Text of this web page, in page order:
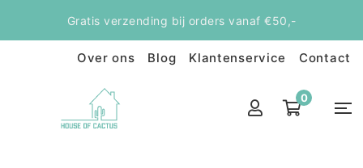
Gratis verzending bij orders vanaf €50,-
Over ons Blog Klantenservice Contact
0